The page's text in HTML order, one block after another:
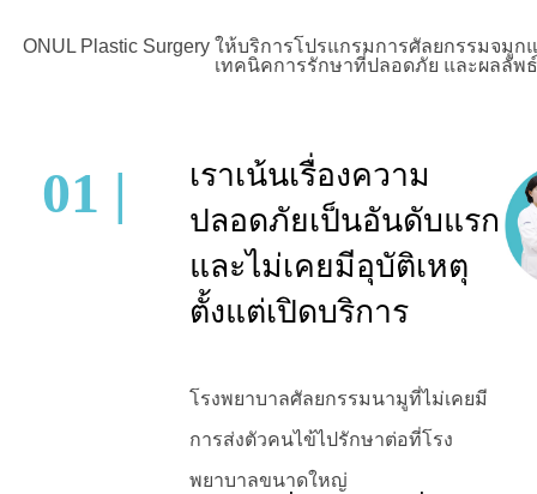
ONUL Plastic Surgery ให้บริการโปรแกรมการศัลยกรรมจมู
เทคนิคการรักษาที่ปลอดภัย และผลลัพ
01 |
เราเน้นเรื่องความ
ปลอดภัยเป็นอันดับแรก
และไม่เคยมีอุบัติเหตุ
ตั้งแต่เปิดบริการ
โรงพยาบาลศัลยกรรมนามูที่ไม่เคยมี
การส่งตัวคนไข้ไปรักษาต่อที่โรง
พยาบาลขนาดใหญ่